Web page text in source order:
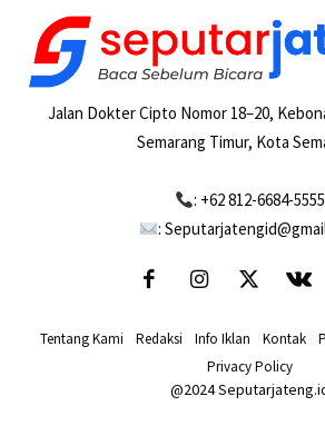
Jalan Dokter Cipto Nomor 18–20,
Semarang Timur, Kota
: +62 812-6684-5555
:
Tentang Kami Redaksi Info Iklan Kontak
Privacy Policy
@2024